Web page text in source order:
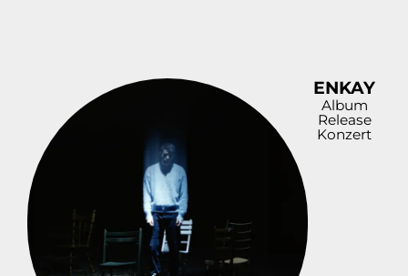
ENKAY
Album
Release
Konzert